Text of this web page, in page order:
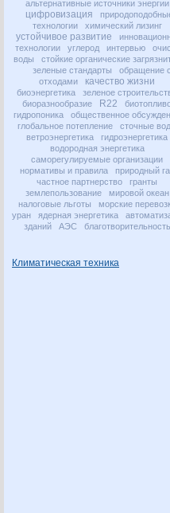
альтернативные источники энергии
цифровизация
технологии
химический лизинг
устойчивое развитие
технологии
углерод интервью
воды
стойкие органические
зеленые стандарты
обращение с
отходами
качество жизни
биоэнергетика
зеленое
биоразнообразие
R22
гидропоника
общественное
глобальное потепление
сточные
ветроэнергетика
гидроэнергетика
водородная энергетика
саморегулируемые организации
нормативы и правила
природный
частное партнерство
гранты
землепользование
мировой океан
налоговые льготы
морские
уран
ядерная энергетика
зданий
АЭС благотворительность
Климатическая техника